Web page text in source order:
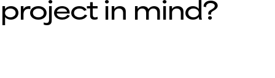
project in mind?